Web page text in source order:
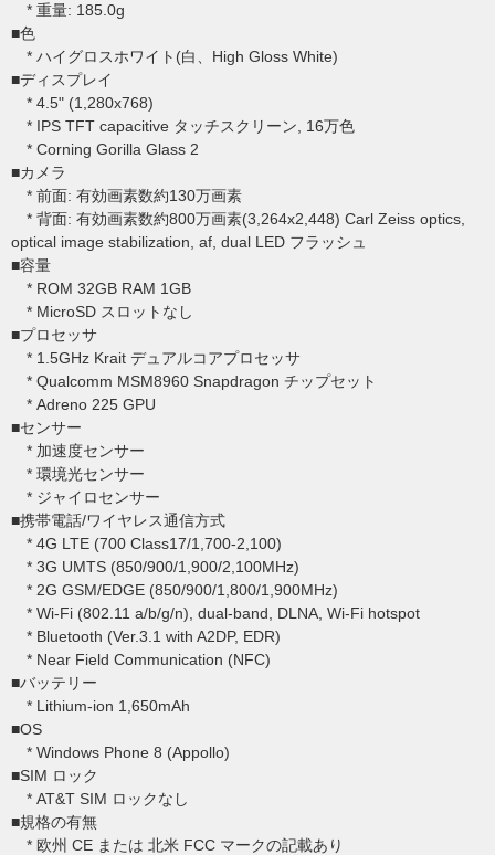
* 重量: 185.0g
■色
* ハイグロスホワイト(白、High Gloss White)
■ディスプレイ
* 4.5" (1,280x768)
* IPS TFT capacitive タッチスクリーン, 16万色
* Corning Gorilla Glass 2
■カメラ
* 前面: 有効画素数約130万画素
* 背面: 有効画素数約800万画素(3,264x2,448) Carl Zeiss optics,
optical image stabilization, af, dual LED フラッシュ
■容量
* ROM 32GB RAM 1GB
* MicroSD スロットなし
■プロセッサ
* 1.5GHz Krait デュアルコアプロセッサ
* Qualcomm MSM8960 Snapdragon チップセット
* Adreno 225 GPU
■センサー
* 加速度センサー
* 環境光センサー
* ジャイロセンサー
■携帯電話/ワイヤレス通信方式
* 4G LTE (700 Class17/1,700-2,100)
* 3G UMTS (850/900/1,900/2,100MHz)
* 2G GSM/EDGE (850/900/1,800/1,900MHz)
* Wi-Fi (802.11 a/b/g/n), dual-band, DLNA, Wi-Fi hotspot
* Bluetooth (Ver.3.1 with A2DP, EDR)
* Near Field Communication (NFC)
■バッテリー
* Lithium-ion 1,650mAh
■OS
* Windows Phone 8 (Appollo)
■SIM ロック
* AT&T SIM ロックなし
■規格の有無
* 欧州 CE または 北米 FCC マークの記載あり